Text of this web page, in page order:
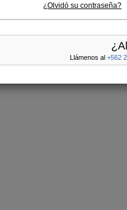
¿Olvidó su contraseña?
Llámenos al +562